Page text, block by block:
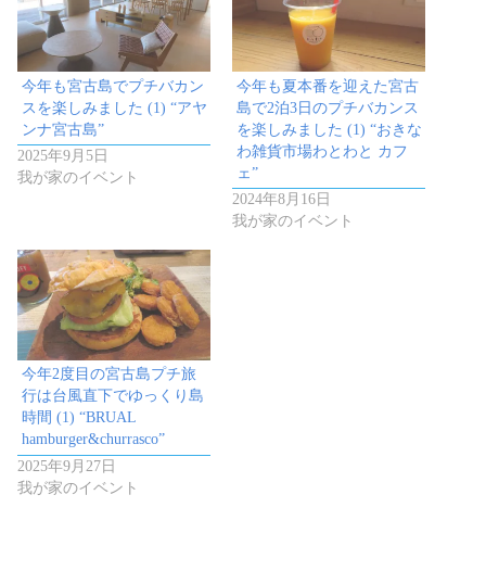
今年も宮古島でプチバカン
スを楽しみました (1) “アヤ
ンナ宮古島”
2025年9月5日
我が家のイベント
今年も夏本番を迎えた宮古
島で2泊3日のプチバカンス
を楽しみました (1) “おきな
わ雑貨市場わとわと カフ
ェ”
2024年8月16日
我が家のイベント
今年2度目の宮古島プチ旅
行は台風直下でゆっくり島
時間 (1) “BRUAL
hamburger&churrasco”
2025年9月27日
我が家のイベント